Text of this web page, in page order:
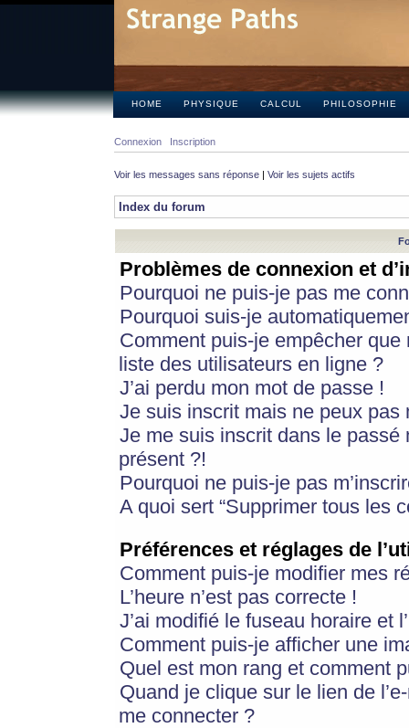
HOME PHYSIQUE CALCUL PHILOSOPHIE
Connexion Inscription
Voir les messages sans réponse | Voir les sujets actifs
Index du forum
Problèmes de connexion et
Pourquoi ne puis-je pas me
Pourquoi suis-je
Comment puis-je empêcher
liste des utilisateurs en ligne ?
J’ai perdu mon mot de passe !
Je suis inscrit mais ne peux pas
Je me suis inscrit dans le
présent ?!
Pourquoi ne puis-je pas
A quoi sert “Supprimer tous les
Préférences et réglages de
Comment puis-je modifier mes
L’heure n’est pas correcte !
J’ai modifié le fuseau horaire et
Comment puis-je afficher une
Quel est mon rang et comment
Quand je clique sur le lien de
me connecter ?